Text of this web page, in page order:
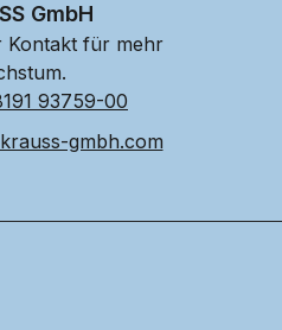
GmbH
Kontakt für mehr
93759-00
gmbh.com